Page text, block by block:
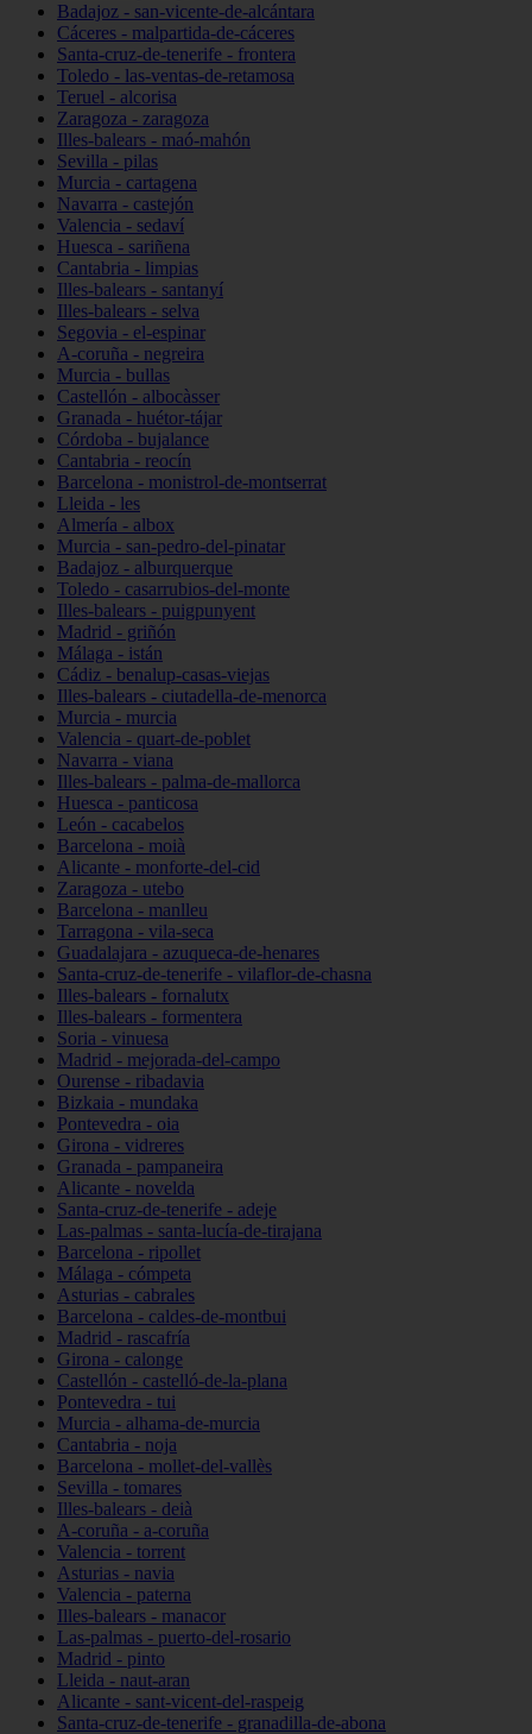
Badajoz - san-vicente-de-alcántara
Cáceres - malpartida-de-cáceres
Santa-cruz-de-tenerife - frontera
Toledo - las-ventas-de-retamosa
Teruel - alcorisa
Zaragoza - zaragoza
Illes-balears - maó-mahón
Sevilla - pilas
Murcia - cartagena
Navarra - castejón
Valencia - sedaví
Huesca - sariñena
Cantabria - limpias
Illes-balears - santanyí
Illes-balears - selva
Segovia - el-espinar
A-coruña - negreira
Murcia - bullas
Castellón - albocàsser
Granada - huétor-tájar
Córdoba - bujalance
Cantabria - reocín
Barcelona - monistrol-de-montserrat
Lleida - les
Almería - albox
Murcia - san-pedro-del-pinatar
Badajoz - alburquerque
Toledo - casarrubios-del-monte
Illes-balears - puigpunyent
Madrid - griñón
Málaga - istán
Cádiz - benalup-casas-viejas
Illes-balears - ciutadella-de-menorca
Murcia - murcia
Valencia - quart-de-poblet
Navarra - viana
Illes-balears - palma-de-mallorca
Huesca - panticosa
León - cacabelos
Barcelona - moià
Alicante - monforte-del-cid
Zaragoza - utebo
Barcelona - manlleu
Tarragona - vila-seca
Guadalajara - azuqueca-de-henares
Santa-cruz-de-tenerife - vilaflor-de-chasna
Illes-balears - fornalutx
Illes-balears - formentera
Soria - vinuesa
Madrid - mejorada-del-campo
Ourense - ribadavia
Bizkaia - mundaka
Pontevedra - oia
Girona - vidreres
Granada - pampaneira
Alicante - novelda
Santa-cruz-de-tenerife - adeje
Las-palmas - santa-lucía-de-tirajana
Barcelona - ripollet
Málaga - cómpeta
Asturias - cabrales
Barcelona - caldes-de-montbui
Madrid - rascafría
Girona - calonge
Castellón - castelló-de-la-plana
Pontevedra - tui
Murcia - alhama-de-murcia
Cantabria - noja
Barcelona - mollet-del-vallès
Sevilla - tomares
Illes-balears - deià
A-coruña - a-coruña
Valencia - torrent
Asturias - navia
Valencia - paterna
Illes-balears - manacor
Las-palmas - puerto-del-rosario
Madrid - pinto
Lleida - naut-aran
Alicante - sant-vicent-del-raspeig
Santa-cruz-de-tenerife - granadilla-de-abona